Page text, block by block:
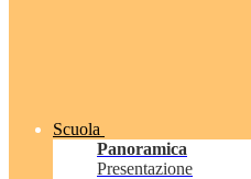
Scuola
Panoramica
Presentazione